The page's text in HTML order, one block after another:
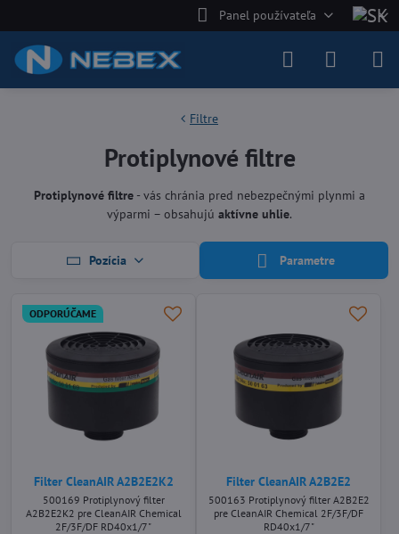
Panel používateľa
Filtre
Protiplynové filtre
Protiplynové filtre - vás chránia pred nebezpečnými plynmi a
výparmi – obsahujú aktívne uhlie.
Pozícia Parametre
ODPORÚČAME
Filter CleanAIR A2B2E2K2
500169 Protiplynový filter
A2B2E2K2 pre CleanAIR Chemical
2F/3F/DF RD40x1/7"
Filter CleanAIR A2B2E2
500163 Protiplynový filter A2B2E2
pre CleanAIR Chemical 2F/3F/DF
RD40x1/7"